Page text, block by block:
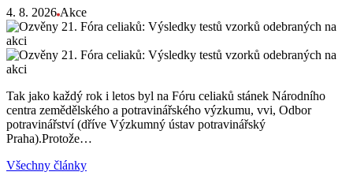
4. 8. 2026 Akce
Tak jako každý rok i letos byl na Fóru celiaků stánek Národního
centra zemědělského a potravinářského výzkumu, vvi, Odbor
potravinářství (dříve Výzkumný ústav potravinářský
Praha).Protože…
Všechny články